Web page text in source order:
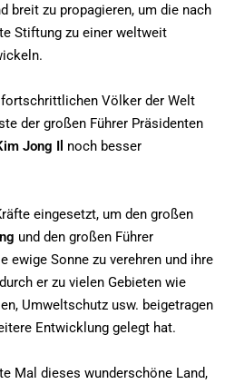
breit zu propagieren, um die nach
Stiftung zu einer weltweit
fortschrittlichen Völker der Welt
der großen Führer Präsidenten
Jong Il noch besser
eingesetzt, um den großen
und den großen Führer
ewige Sonne zu verehren und ihre
er zu vielen Gebieten wie
Umweltschutz usw. beigetragen
Entwicklung gelegt hat.
Mal dieses wunderschöne Land,